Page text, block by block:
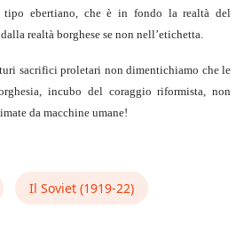
tipo ebertiano, che è in fondo la realtà del
realtà borghese se non nell’etichetta.
sacrifici proletari non dimentichiamo che le
incubo del coraggio riformista, non
da macchine umane!
Il Soviet (1919‑22)